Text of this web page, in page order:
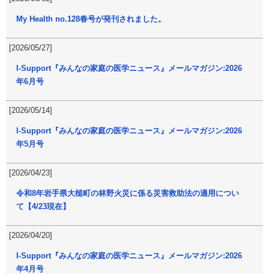
My Health no.128春号が発刊されました。
[2026/05/27]
I-Support『みんなの家庭の医学ニュース』メールマガジン:2026
年6月号
[2026/05/14]
I-Support『みんなの家庭の医学ニュース』メールマガジン:2026
年5月号
[2026/04/23]
令和8年岩手県大槌町の林野火災に係る災害救助法の適用につい
て【4/23現在】
[2026/04/20]
I-Support『みんなの家庭の医学ニュース』メールマガジン:2026
年4月号